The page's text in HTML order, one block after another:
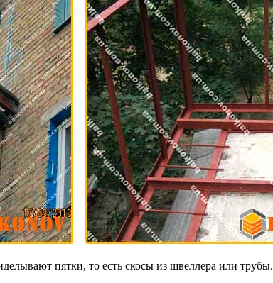
пятки, то есть скосы из швеллера или трубы.